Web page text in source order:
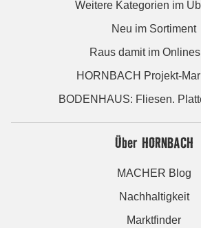
Weitere Kategorien im
Neu im Sortiment
Raus damit im
HORNBACH Projekt-
BODENHAUS: Fliesen.
Über HORNBACH
MACHER Blog
Nachhaltigkeit
Marktfinder